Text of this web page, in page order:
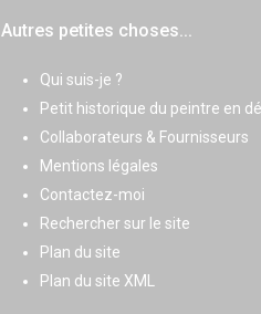
Autres petites choses...
Qui suis-je ?
Petit historique du peintre en
Collaborateurs & Fournisseurs
Mentions légales
Contactez-moi
Rechercher sur le site
Plan du site
Plan du site XML